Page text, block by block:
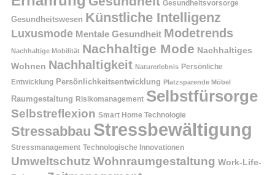
Gesundheitsvorsorge
Gesundheitswesen Künstliche Intelligenz
Luxusmode Mentale Gesundheit Modetrends
Nachhaltige Mobilität Nachhaltige Mode Nachhaltiges
Wohnen Nachhaltigkeit Naturerlebnis Persönliche
Entwicklung Persönlichkeitsentwicklung Platzsparende Möbel
Raumgestaltung Risikomanagement Selbstfürsorge
Selbstreflexion Smart Home Technologie
Stressabbau Stressbewältigung
Stressmanagement Technologische Innovationen
Umweltschutz Wohnraumgestaltung Work-Life-